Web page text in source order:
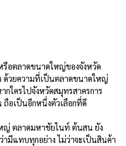
อตลาดขนาดใหญ่ของจังหวัด
ด้วยความที่เป็นตลาดขนาดใหญ่
ใครไปจังหวัดสมุทรสาครการ
อเป็นอีกหนึ่งตัวเลือกที่ดี
ญ่ ตลาดมหาชัยไนท์ ต้นสน ยัง
ามีแทบทุกอย่าง ไม่ว่าจะเป็นสินค้า